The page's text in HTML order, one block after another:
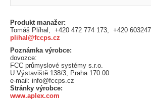
Produkt manažer:
Tomáš Plíhal, +420 472 774 173, +420
plihal@fccps.cz
Poznámka výrobce:
dovozce:
FCC průmyslové systémy s.r.o.
U Výstaviště 138/3, Praha 170 00
e-mail: info@fccps.cz
Stránky výrobce:
www.aplex.com